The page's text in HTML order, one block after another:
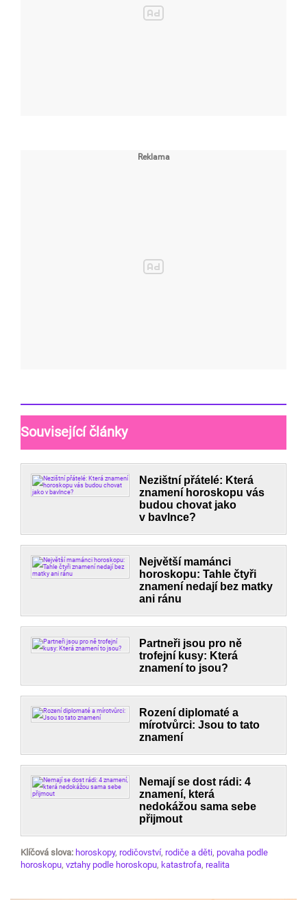
Související články
Nezištní přátelé: Která
znamení horoskopu vás
budou chovat jako
v bavlnce?
Největší mamánci
horoskopu: Tahle čtyři
znamení nedají bez matky
ani ránu
Partneři jsou pro ně
trofejní kusy: Která
znamení to jsou?
Rození diplomaté a
mírotvůrci: Jsou to tato
znamení
Nemají se dost rádi: 4
znamení, která
nedokážou sama sebe
přijmout
Klíčová slova: horoskopy, rodičovství, rodiče a děti, povaha podle
horoskopu, vztahy podle horoskopu, katastrofa, realita